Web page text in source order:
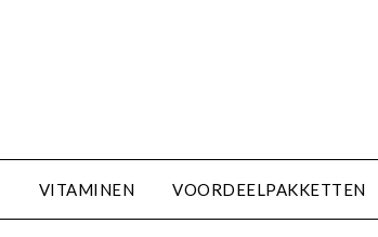
VITAMINEN VOORDEELPAKKETTEN